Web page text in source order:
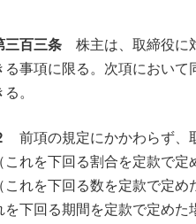
三百三条 株主は、取締役に
る事項に限る。次項におい
る。
前項の規定にかかわらず、
これを下回る割合を定款で
これを下回る数を定款で定
を下回る期間を定款で定めた